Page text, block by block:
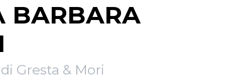
BARBARA
Gresta & Mori